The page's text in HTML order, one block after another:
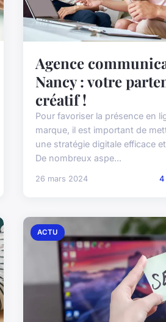
Agence
Nancy : votre
créatif !
Pour favoriser la présence en
marque, il est important de
une stratégie digitale efficace
De nombreux aspe...
26 mars 2024 4
ACTU